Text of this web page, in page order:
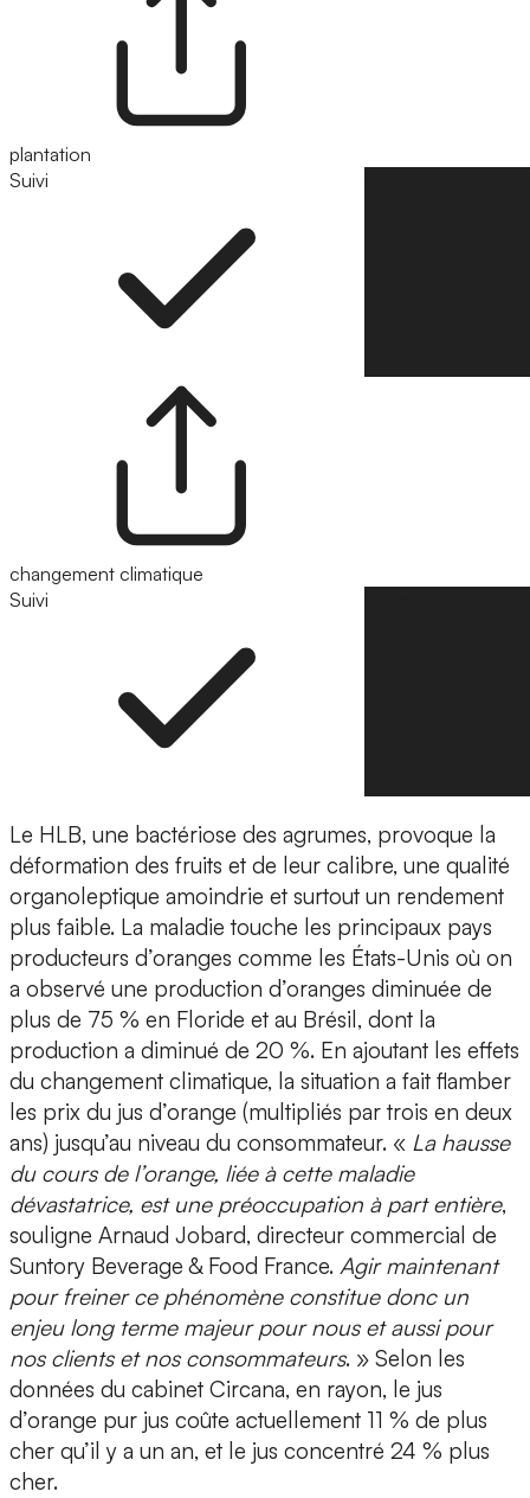
plantation
Suivi
changement climatique
Suivi
Le HLB, une bactériose des agrumes, provoque la
déformation des fruits et de leur calibre, une qualité
organoleptique amoindrie et surtout un rendement
plus faible. La maladie touche les principaux pays
producteurs d’oranges comme les États-Unis où on
a observé une production d’oranges diminuée de
plus de 75 % en Floride et au Brésil, dont la
production a diminué de 20 %. En ajoutant les effets
du changement climatique, la situation a fait flamber
les prix du jus d’orange (multipliés par trois en deux
ans) jusqu’au niveau du consommateur. « La hausse
du cours de l’orange, liée à cette maladie
dévastatrice, est une préoccupation à part entière,
souligne Arnaud Jobard, directeur commercial de
Suntory Beverage & Food France. Agir maintenant
pour freiner ce phénomène constitue donc un
enjeu long terme majeur pour nous et aussi pour
nos clients et nos consommateurs. » Selon les
données du cabinet Circana, en rayon, le jus
d’orange pur jus coûte actuellement 11 % de plus
cher qu’il y a un an, et le jus concentré 24 % plus
cher.